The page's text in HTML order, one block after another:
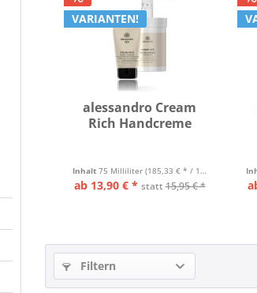
VARIANTEN!
alessandro Cream
Rich Handcreme
Inhalt 75 Milliliter (185,33 € * / 1 Liter)
ab 13,90 € * statt15,95 € *
Filtern